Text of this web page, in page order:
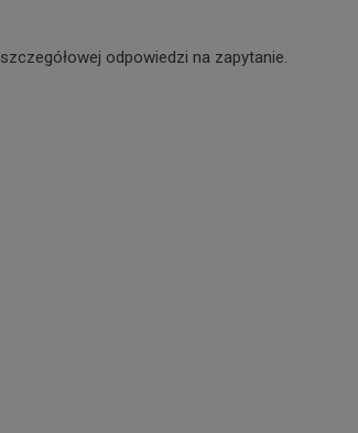
odpowiedzi na zapytanie.